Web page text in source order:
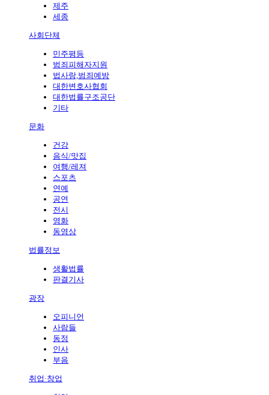
제주
세종
사회단체
민주평등
범죄피해자지원
법사랑,범죄예방
대한변호사협회
대한법률구조공단
기타
문화
건강
음식/맛집
여행/레져
스포츠
연예
공연
전시
영화
동영상
법률정보
생활법률
판결기사
광장
오피니언
사람들
동정
인사
부음
취업·창업